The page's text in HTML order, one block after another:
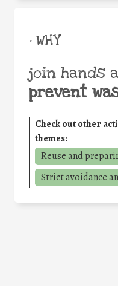
• WHY
join hands
prevent
Check out other
themes:
Reuse and
Strict avoidance